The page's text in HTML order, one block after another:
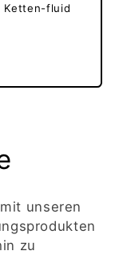
Ketten-fluid
unseren
zu